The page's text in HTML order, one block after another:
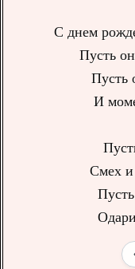
С днем
Пусть
Пусть
И
Смех и